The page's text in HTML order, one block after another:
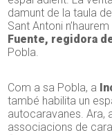
damunt de la taula
Sant Antoni
Fuente, regidora
Pobla.
Com a sa Pobla, a
també habilita un
autocaravanes. Ara,
associacions de